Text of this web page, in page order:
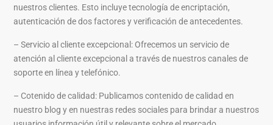
nuestros clientes. Esto incluye tecnología de encriptación,
autenticación de dos factores y verificación de antecedentes.
– Servicio al cliente excepcional: Ofrecemos un servicio de
atención al cliente excepcional a través de nuestros canales de
soporte en línea y telefónico.
– Cotenido de calidad: Publicamos contenido de calidad en
nuestro blog y en nuestras redes sociales para brindar a nuestros